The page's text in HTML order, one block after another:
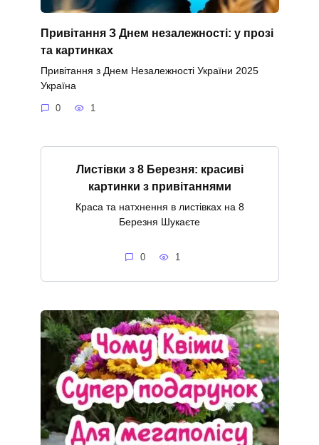
Привітання З Днем незалежності: у прозі
та картинках
Привітання з Днем Незалежності України 2025
Україна
0 1
Листівки з 8 Березня: красиві
картинки з привітаннями
Краса та натхнення в листівках на 8
Березня Шукаєте
0 1